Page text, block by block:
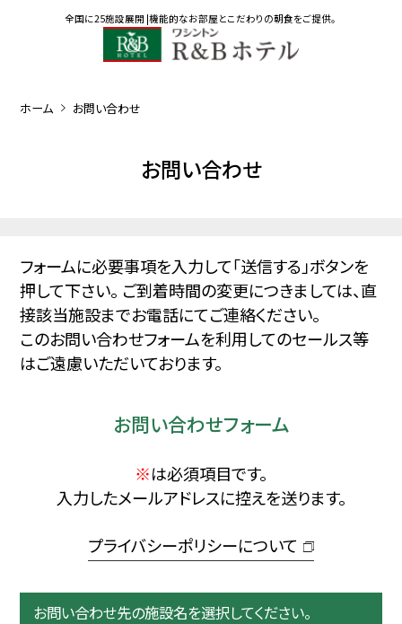
全国に25施設展開 |機能的なお部屋とこだわりの朝食をご提供。
ホーム お問い合わせ
お問い合わせ
フォームに必要事項を入力して「送信する」ボタンを
押して下さい。 ご到着時間の変更につきましては、直
接該当施設までお電話にてご連絡ください。
このお問い合わせフォームを利用してのセールス等
はご遠慮いただいております。
お問い合わせフォーム
※は必須項目です。
入力したメールアドレスに控えを送ります。
プライバシーポリシーについて
お問い合わせ先の施設名を選択してください。
企業情報
採用情報
ポイントの確認
HOTELS LIST
東京
関東･甲信越
中国・四国
九州・沖縄